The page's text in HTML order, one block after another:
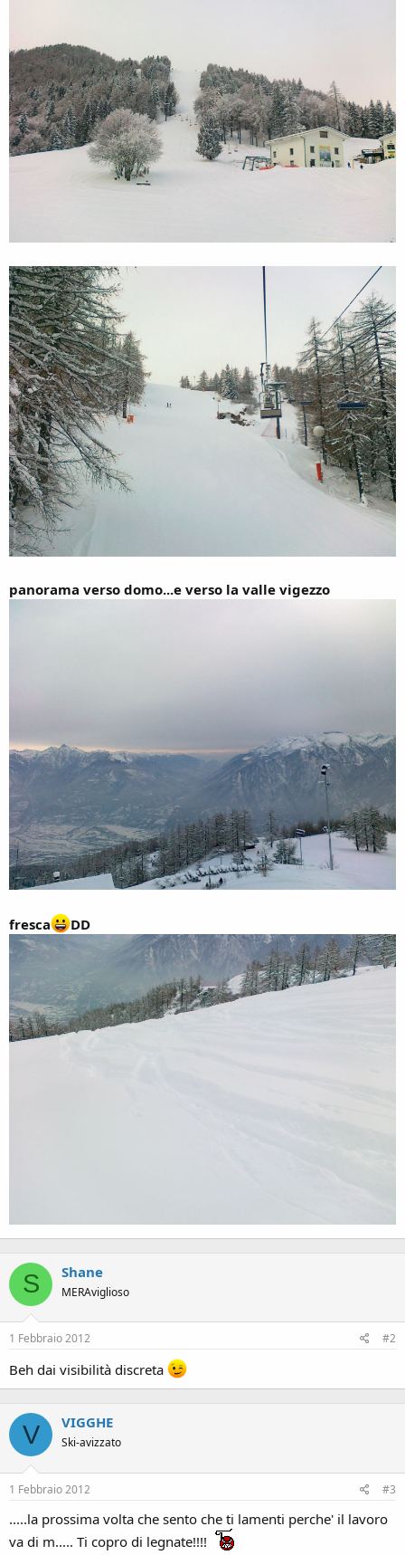
panorama verso domo...e verso la valle vigezzo
fresca DD
S Shane
MERAviglioso
1 Febbraio 2012 #2
Beh dai visibilità discreta
V VIGGHE
Ski-avizzato
1 Febbraio 2012 #3
.....la prossima volta che sento che ti lamenti perche' il lavoro
va di m..... Ti copro di legnate!!!!